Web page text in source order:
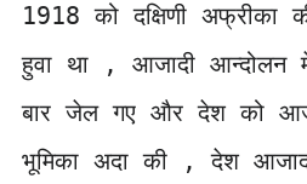
1918 को दक्षिणी अफ्रीका
हुवा था , आजादी आन्दोलन
बार जेल गए और देश को
भूमिका अदा की , देश